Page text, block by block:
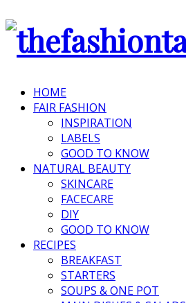
HOME
FAIR FASHION
INSPIRATION
LABELS
GOOD TO KNOW
NATURAL BEAUTY
SKINCARE
FACECARE
DIY
GOOD TO KNOW
RECIPES
BREAKFAST
STARTERS
SOUPS & ONE POT